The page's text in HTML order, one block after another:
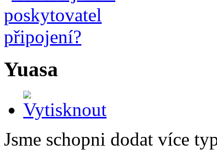
Yuasa
Jsme schopni dodat více